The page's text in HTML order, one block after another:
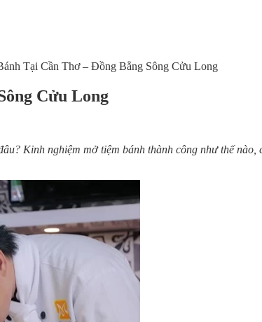
Tại Cần Thơ – Đồng Bằng Sông Cửu Long
Cửu Long
Kinh nghiệm mở tiệm bánh thành công như thế